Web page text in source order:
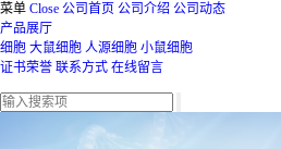
菜单 Close 公司首页 公司介绍 公司动态
产品展厅
细胞 大鼠细胞 人源细胞 小鼠细胞
证书荣誉 联系方式 在线留言